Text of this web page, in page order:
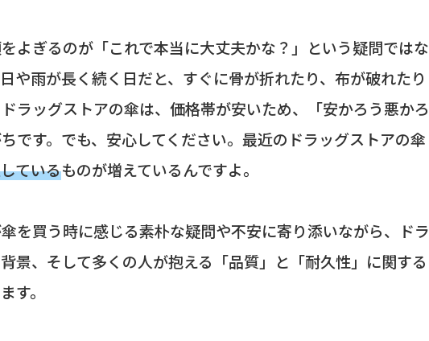
よぎるのが「これで本当に大丈夫かな？」という疑問ではな
や雨が長く続く日だと、すぐに骨が折れたり、布が破れたり
ラッグストアの傘は、価格帯が安いため、「安かろう悪かろ
です。でも、安心してください。最近のドラッグストアの傘
ているものが増えているんですよ。
を買う時に感じる素朴な疑問や不安に寄り添いながら、ドラ
景、そして多くの人が抱える「品質」と「耐久性」に関する
す。